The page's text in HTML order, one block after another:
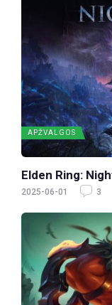
APŽVALGOS
Elden Ring:
2025-06-01 3